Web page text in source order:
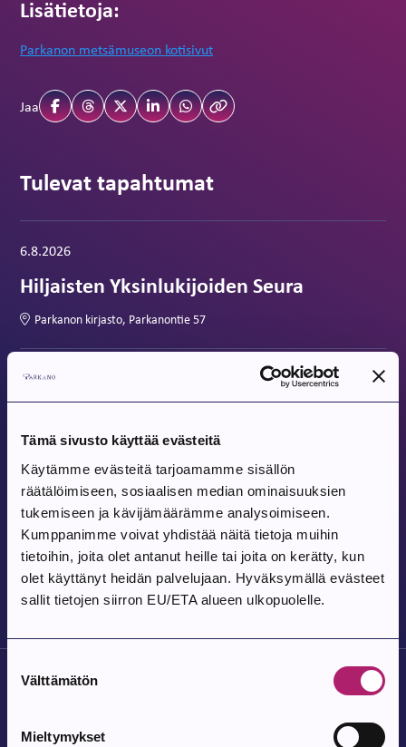
Tämä sivusto käyttää evästeitä
Käytämme evästeitä tarjoamamme sisällön
räätälöimiseen, sosiaalisen median ominaisuuksien
tukemiseen ja kävijämäärämme analysoimiseen.
Kumppanimme voivat yhdistää näitä tietoja muihin
tietoihin, joita olet antanut heille tai joita on kerätty, kun
olet käyttänyt heidän palvelujaan. Hyväksymällä evästeet
sallit tietojen siirron EU/ETA alueen ulkopuolelle.
valinta
Välttämätön
Mieltymykset
Lisätietoja:
Parkanon metsämuseon kotisivut
Jaa
Tulevat tapahtumat
Tapahtuma alkaa:
6.8.2026
Hiljaisten Yksinlukijoiden Seura
Parkanon kirjasto, Parkanontie 57
Tapahtuma alkaa:
7.8.2026
Parkanon toriperjantai 7.8.
Parkanon tori
Tapahtuma alkaa:
8.8.2026
Tanssit Kovesjoen kylätalolla
Kovesjoen kylätalo, Laholuomantie 180